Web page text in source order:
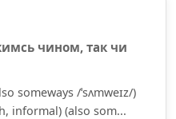
чином, так чи
someways /ˈsʌmweɪz/)
informal) (also som...